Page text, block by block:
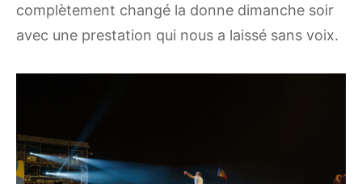
complètement changé la donne dimanche soir
avec une prestation qui nous a laissé sans voix.